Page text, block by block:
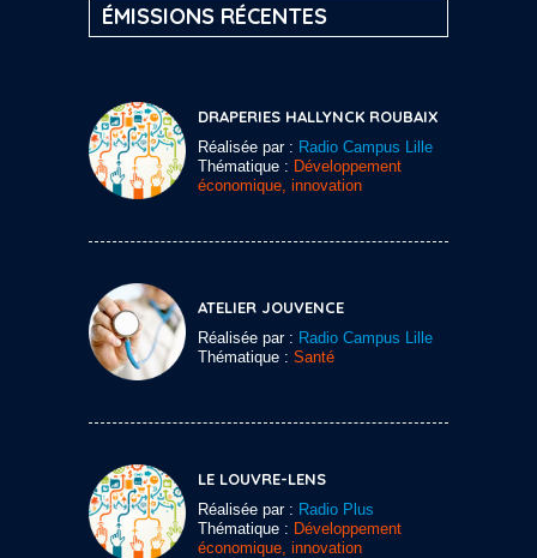
ÉMISSIONS RÉCENTES
DRAPERIES HALLYNCK ROUBAIX
Réalisée par : Radio Campus Lille
Thématique : Développement
économique, innovation
ATELIER JOUVENCE
Réalisée par : Radio Campus Lille
Thématique : Santé
LE LOUVRE-LENS
Réalisée par : Radio Plus
Thématique : Développement
économique, innovation